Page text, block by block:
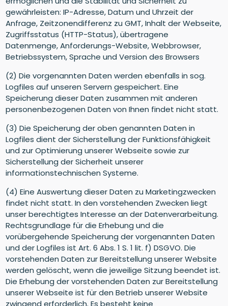
gewährleisten: IP-Adresse, Datum und Uhrzeit der
Anfrage, Zeitzonendifferenz zu GMT, Inhalt der Webseite,
Zugriffsstatus (HTTP-Status), übertragene
Datenmenge, Anforderungs-Website, Webbrowser,
Betriebssystem, Sprache und Version des Browsers
(2) Die vorgenannten Daten werden ebenfalls in sog.
Logfiles auf unseren Servern gespeichert. Eine
Speicherung dieser Daten zusammen mit anderen
personenbezogenen Daten von Ihnen findet nicht statt.
(3) Die Speicherung der oben genannten Daten in
Logfiles dient der Sicherstellung der Funktionsfähigkeit
und zur Optimierung unserer Webseite sowie zur
Sicherstellung der Sicherheit unserer
informationstechnischen Systeme.
(4) Eine Auswertung dieser Daten zu Marketingzwecken
findet nicht statt. In den vorstehenden Zwecken liegt
unser berechtigtes Interesse an der Datenverarbeitung.
Rechtsgrundlage für die Erhebung und die
vorübergehende Speicherung der vorgenannten Daten
und der Logfiles ist Art. 6 Abs. 1 S. 1 lit. f) DSGVO. Die
vorstehenden Daten zur Bereitstellung unserer Website
werden gelöscht, wenn die jeweilige Sitzung beendet ist.
Die Erhebung der vorstehenden Daten zur Bereitstellung
unserer Webseite ist für den Betrieb unserer Website
zwingend erforderlich. Es besteht keine